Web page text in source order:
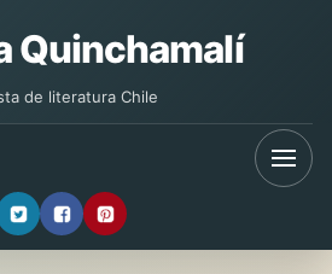
Quinchamalí
de literatura Chile